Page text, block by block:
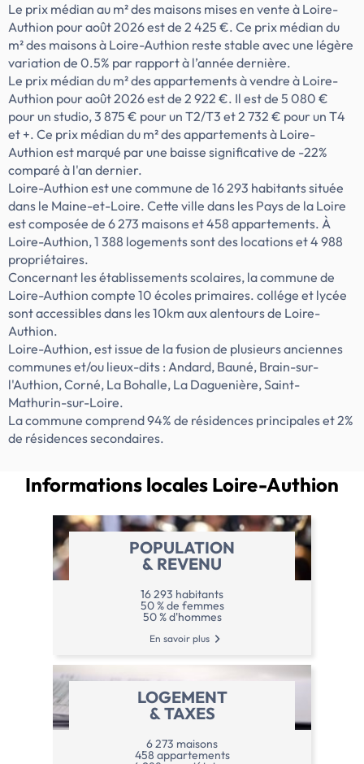
Le prix médian au m² des maisons mises en vente à Loire-
Authion pour août 2026 est de 2 425 €. Ce prix médian du
m² des maisons à Loire-Authion reste stable avec une légère
variation de 0.5% par rapport à l’année dernière.
Le prix médian du m² des appartements à vendre à Loire-
Authion pour août 2026 est de 2 922 €. Il est de 5 080 €
pour un studio, 3 875 € pour un T2/T3 et 2 732 € pour un T4
et +. Ce prix médian du m² des appartements à Loire-
Authion est marqué par une baisse significative de -22%
comparé à l'an dernier.
Loire-Authion est une commune de 16 293 habitants située
dans le Maine-et-Loire. Cette ville dans les Pays de la Loire
est composée de 6 273 maisons et 458 appartements. À
Loire-Authion, 1 388 logements sont des locations et 4 988
propriétaires.
Concernant les établissements scolaires, la commune de
Loire-Authion compte 10 écoles primaires. collége et lycée
sont accessibles dans les 10km aux alentours de Loire-
Authion.
Loire-Authion, est issue de la fusion de plusieurs anciennes
communes et/ou lieux-dits : Andard, Bauné, Brain-sur-
l'Authion, Corné, La Bohalle, La Daguenière, Saint-
Mathurin-sur-Loire.
La commune comprend 94% de résidences principales et 2%
de résidences secondaires.
Informations locales Loire-Authion
POPULATION
& REVENU
16 293 habitants
50 % de femmes
50 % d'hommes
En savoir plus
LOGEMENT
& TAXES
6 273 maisons
458 appartements